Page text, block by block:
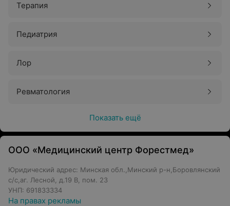
Терапия
Педиатрия
Лор
Ревматология
Показать ещё
ООО «Медицинский центр Форестмед»
Юридический адрес: Минская обл.,Минский р-н,Боровлянский
с/с,аг. Лесной, д.19 В, пом. 23
УНП: 691833334
На правах рекламы